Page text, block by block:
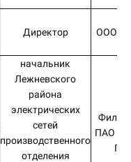
Директор ООО
начальник
Лежневского
района
электрических
сетей
производственного
отделения
ПАО